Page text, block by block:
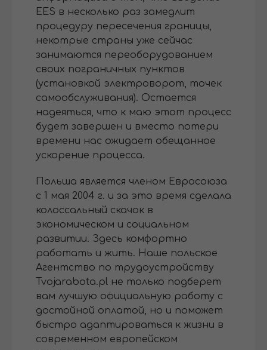
EES в несколько раз замедлит
процедуру пересечения границы,
некотрые страны уже сейчас
занимаются переоборудованием
своих пограничных пунктов
(установкой электроворот, точек
самообслуживания). Остается
надеяться, что к маю этот процесс
будет завершен и вместо потери
времени нас ожидает обещанное
ускорение процесса.
Польша является членом Евросоюза
с 1 мая 2004 г. и за это время сделала
колоссальный скачок в
экономическом и социальном
развитии. Здесь комфортно
работать и жить. Наше польское
Агентство по трудоустройству
Tvojarabota.pl не только подберет
вам лучшую официальную работу с
достойной оплатой, но и поможет
быстро адаптироваться к жизни в
современном европейском